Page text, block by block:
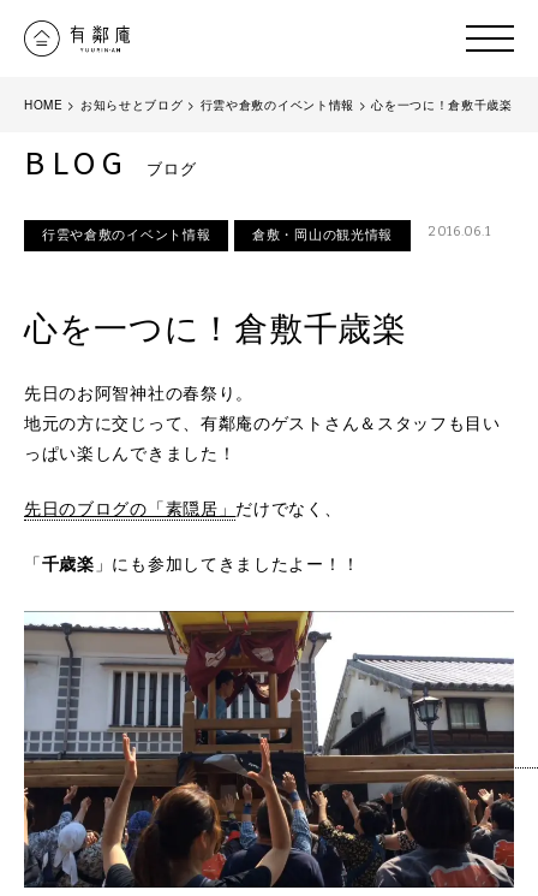
HOME > お知らせとブログ > 行雲や倉敷のイベント情報 >心を一つに！倉敷千歳楽
BLOG ブログ
行雲や倉敷のイベント情報 倉敷・岡山の観光情報 2016.06.1
心を一つに！倉敷千歳楽
先日のお阿智神社の春祭り。
地元の方に交じって、有鄰庵のゲストさん＆スタッフも目い
っぱい楽しんできました！
先日のブログの「素隠居」 だけでなく、
「千歳楽 」にも参加してきましたよー！！